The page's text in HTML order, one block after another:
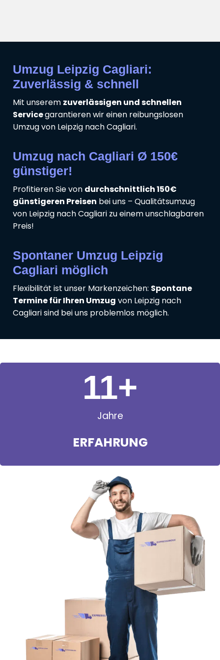
Umzug Leipzig Cagliari:
Zuverlässig & schnell
Mit unserem zuverlässigen und schnellen
Servicegarantieren wir einen reibungslosen
Umzug von Leipzig nach Cagliari.
Umzug nach Cagliari Ø 150€
günstiger!
Profitieren Sie von durchschnittlich 150€
günstigeren Preisen bei uns – Qualitätsumzug
von Leipzig nach Cagliari zu einem unschlagbaren
Preis!
Spontaner Umzug Leipzig
Cagliari möglich
Flexibilität ist unser Markenzeichen: Spontane
Termine für Ihren Umzug von Leipzig nach
Cagliari sind bei uns problemlos möglich.
Jahre
ERFAHRUNG
11+